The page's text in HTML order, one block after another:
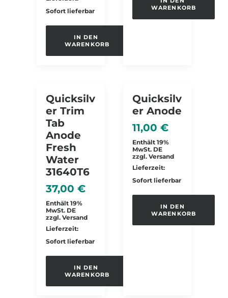
Sofort lieferbar
IN DEN
WARENKORB
WARENKORB
Quicksilv
Er Trim
Tab
Anode
Fresh
Water
31640T6
37,00 €
Enthält 19%
MwSt. DE
zzgl. Versand
Lieferzeit:
Sofort lieferbar
IN DEN
WARENKORB
Quicksilv
Er Anode
11,00 €
Enthält 19%
MwSt. DE
zzgl. Versand
Lieferzeit:
Sofort lieferbar
IN DEN
WARENKORB